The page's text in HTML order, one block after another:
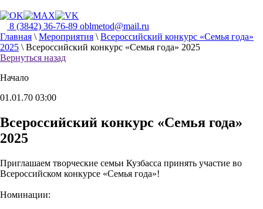
8 (3842) 36-76-89 oblmetod@mail.ru
Главная \ Мероприятия \ Всероссийский конкурс «Семья года»
2025 \ Всероссийский конкурс «Семья года» 2025
Вернуться назад
Начало
01.01.70 03:00
Всероссийский конкурс «Семья года»
2025
Приглашаем творческие семьи Кузбасса принять участие во
Всероссийском конкурсе «Семья года»!
Номинации: